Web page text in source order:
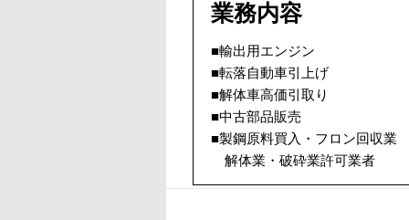
業務内容
■輸出用エンジン
■転落自動車引上げ
■解体車高価引取り
■中古部品販売
■製鋼原料買入・フロン回収業
解体業・破砕業許可業者